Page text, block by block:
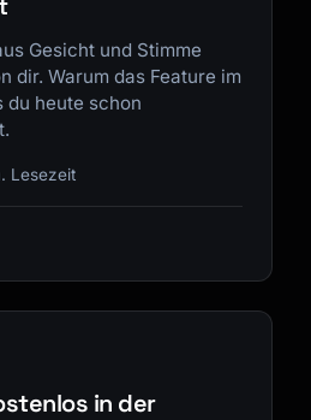
Gesicht und Stimme
dir. Warum das Feature im
du heute schon
Lesezeit
in der